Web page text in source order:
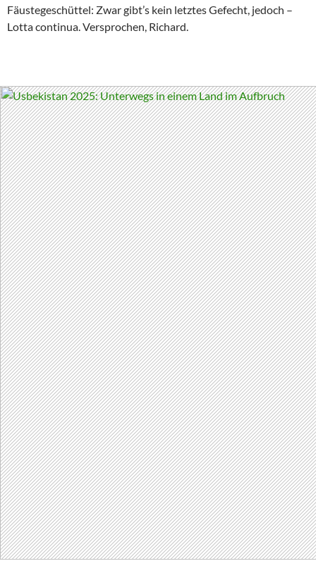
Fäustegeschüttel: Zwar gibt’s kein letztes Gefecht, jedoch –
Lotta continua. Versprochen, Richard.